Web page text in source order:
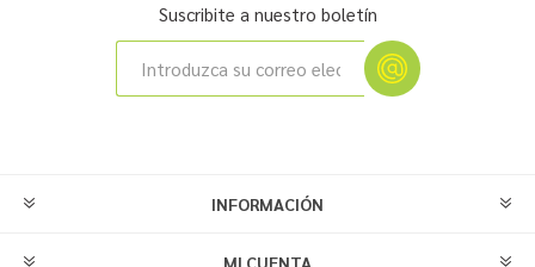
Suscribite a nuestro boletín
INFORMACIÓN
MI CUENTA